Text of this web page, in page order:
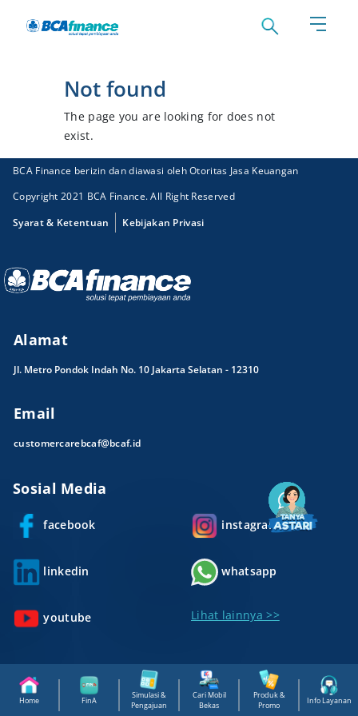
Home FinA
Simulasi &
Pengajuan
Cari Mobil
Bekas
Produk &
Promo
Info Layanan
Not found
The page you are looking for does not
exist.
BCA Finance berizin dan diawasi oleh Otoritas Jasa Keuangan
Copyright 2021 BCA Finance. All Right Reserved
Syarat & Ketentuan
Kebijakan Privasi
Alamat
Jl. Metro Pondok Indah No. 10 Jakarta Selatan - 12310
Email
customercarebcaf@bcaf.id
Sosial Media
facebook instagram
linkedin whatsapp
youtube Lihat lainnya >>